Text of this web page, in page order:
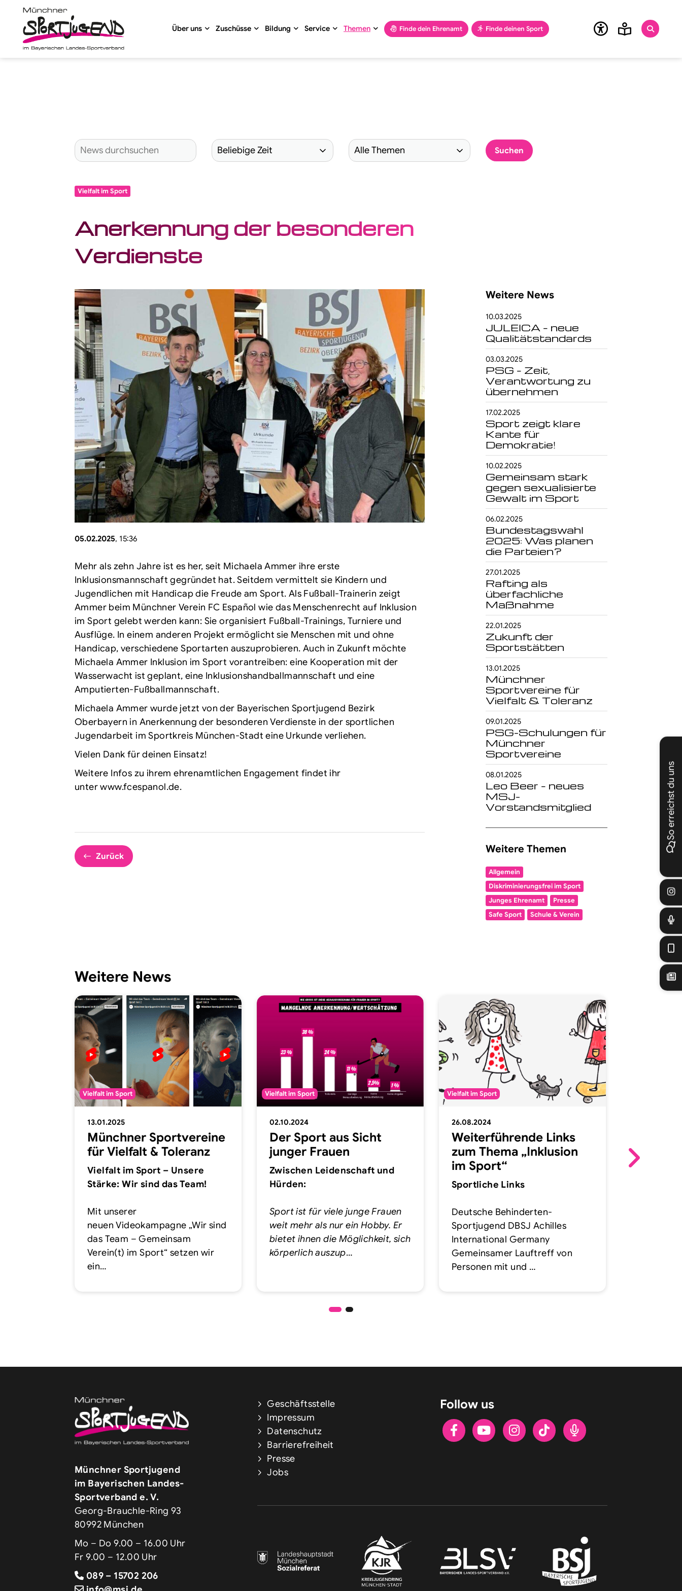
Über uns Zuschüsse Bildung Service Themen Finde dein Ehrenamt Finde deinen Sport
Vielfalt im Sport
Anerkennung der besonderen
Verdienste
05.02.2025, 15:36
Mehr als zehn Jahre ist es her, seit Michaela Ammer ihre erste
Inklusionsmannschaft gegründet hat. Seitdem vermittelt sie Kindern und
Jugendlichen mit Handicap die Freude am Sport. Als Fußball-Trainerin zeigt
Ammer beim Münchner Verein FC Español wie das Menschenrecht auf Inklusion
im Sport gelebt werden kann: Sie organisiert Fußball-Trainings, Turniere und
Ausflüge. In einem anderen Projekt ermöglicht sie Menschen mit und ohne
Handicap, verschiedene Sportarten auszuprobieren. Auch in Zukunft möchte
Michaela Ammer Inklusion im Sport vorantreiben: eine Kooperation mit der
Wasserwacht ist geplant, eine Inklusionshandballmannschaft und eine
Amputierten-Fußballmannschaft.
Michaela Ammer wurde jetzt von der Bayerischen Sportjugend Bezirk
Oberbayern in Anerkennung der besonderen Verdienste in der sportlichen
Jugendarbeit im Sportkreis München-Stadt eine Urkunde verliehen.
Vielen Dank für deinen Einsatz!
Weitere Infos zu ihrem ehrenamtlichen Engagement findet ihr
unterwww.fcespanol.de.
Zurück
Weitere News
10.03.2025
JULEICA – neue
Qualitätstandards
03.03.2025
PSG – Zeit,
Verantwortung zu
übernehmen
17.02.2025
Sport zeigt klare
Kante für
Demokratie!
10.02.2025
Gemeinsam stark
gegen sexualisierte
Gewalt im Sport
06.02.2025
Bundestagswahl
2025: Was planen
die Parteien?
27.01.2025
Rafting als
überfachliche
Maßnahme
22.01.2025
Zukunft der
Sportstätten
13.01.2025
Münchner
Sportvereine für
Vielfalt & Toleranz
09.01.2025
PSG-Schulungen für
Münchner
Sportvereine
08.01.2025
Leo Beer – neues
MSJ-
Vorstandsmitglied
Weitere Themen
Allgemein
Diskriminierungsfrei im Sport
Junges Ehrenamt
Presse
Safe Sport
Schule & Verein
Weitere News
Vielfalt im Sport
13.01.2025
Münchner Sportvereine
für Vielfalt & Toleranz
Vielfalt im Sport – Unsere
Stärke: Wir sind das Team!
Mit unserer
neuen Videokampagne „Wir sind
das Team – Gemeinsam
Verein(t) im Sport“ setzen wir
ein…
Vielfalt im Sport
02.10.2024
Der Sport aus Sicht
junger Frauen
Zwischen Leidenschaft und
Hürden:
Sport ist für viele junge Frauen
weit mehr als nur ein Hobby. Er
bietet ihnen die Möglichkeit, sich
körperlich auszup…
Vielfalt im Sport
26.08.2024
Weiterführende Links
zum Thema „Inklusion
im Sport“
Sportliche Links
Deutsche Behinderten-
Sportjugend DBSJ Achilles
International Germany
Gemeinsamer Lauftreff von
Personen mit und …
was!
Münchner Sportjugend
im Bayerischen Landes-
Sportverband e. V.
Georg-Brauchle-Ring 93
80992 München
Mo – Do 9.00 – 16.00 Uhr
Fr 9.00 – 12.00 Uhr
089 – 15702 206
Geschäftsstelle
Impressum
Datenschutz
Barrierefreiheit
Presse
Jobs
Follow us
So erreichst du uns
Anschrift
Münchner Sportjugend
im Bayerischen Landes-
Sportverband e. V.
Georg-Brauchle-Ring 93
80992 München
Bürozeiten
Mo – Do 9.00 – 16.00 Uhr
Fr 9.00 – 12.00 Uhr
089 – 15702 206
info@msj.de